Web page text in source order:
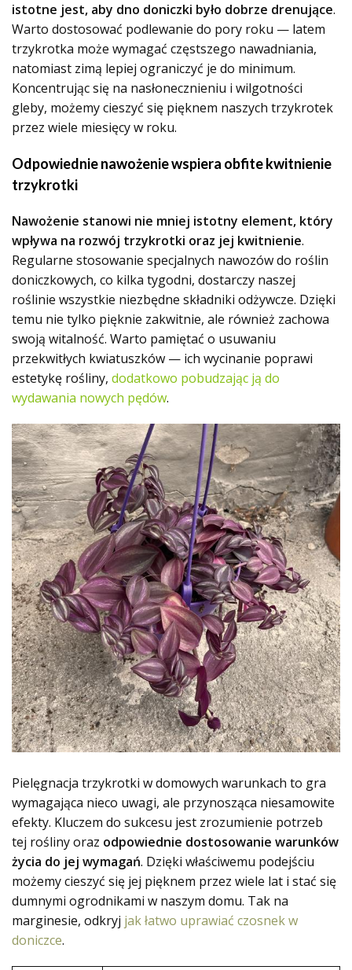
istotne jest, aby dno doniczki było dobrze drenujące.
Warto dostosować podlewanie do pory roku — latem
trzykrotka może wymagać częstszego nawadniania,
natomiast zimą lepiej ograniczyć je do minimum.
Koncentrując się na nasłonecznieniu i wilgotności
gleby, możemy cieszyć się pięknem naszych trzykrotek
przez wiele miesięcy w roku.
Odpowiednie nawożenie wspiera obfite kwitnienie
trzykrotki
Nawożenie stanowi nie mniej istotny element, który
wpływa na rozwój trzykrotki oraz jej kwitnienie.
Regularne stosowanie specjalnych nawozów do roślin
doniczkowych, co kilka tygodni, dostarczy naszej
roślinie wszystkie niezbędne składniki odżywcze. Dzięki
temu nie tylko pięknie zakwitnie, ale również zachowa
swoją witalność. Warto pamiętać o usuwaniu
przekwitłych kwiatuszków — ich wycinanie poprawi
estetykę rośliny, dodatkowo pobudzając ją do
wydawania nowych pędów.
Pielęgnacja trzykrotki w domowych warunkach to gra
wymagająca nieco uwagi, ale przynosząca niesamowite
efekty. Kluczem do sukcesu jest zrozumienie potrzeb
tej rośliny oraz odpowiednie dostosowanie warunków
życia do jej wymagań. Dzięki właściwemu podejściu
możemy cieszyć się jej pięknem przez wiele lat i stać się
dumnymi ogrodnikami w naszym domu. Tak na
marginesie, odkryj jak łatwo uprawiać czosnek w
doniczce.